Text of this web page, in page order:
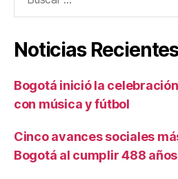
Noticias
Bogotá inició la
con música y fútbol
Cinco avances sociales
Bogotá al cumplir 488 años